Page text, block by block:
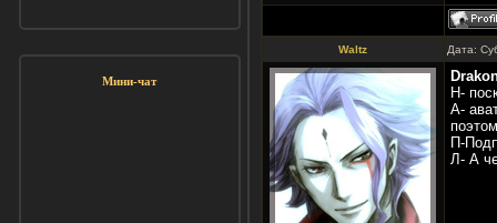
Мини-чат
Waltz Дата:
Н-
А-
П-
Л- А